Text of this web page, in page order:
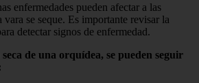
enfermedades pueden afectar a las
se seque. Es importante revisar la
detectar signos de enfermedad.
de una orquídea, se pueden seguir